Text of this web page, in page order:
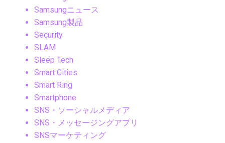
Samsungニュース
Samsung製品
Security
SLAM
Sleep Tech
Smart Cities
Smart Ring
Smartphone
SNS・ソーシャルメディア
SNS・メッセージングアプリ
SNSマーケティング